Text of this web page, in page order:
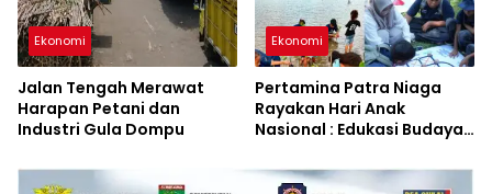
Ekonomi
Jalan Tengah Merawat
Harapan Petani dan
Industri Gula Dompu
Ekonomi
Pertamina Patra Niaga
Rayakan Hari Anak
Nasional : Edukasi Budaya
Lingkungan